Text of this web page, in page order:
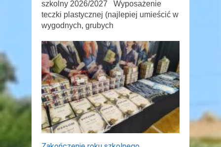
szkolny 2026/2027 Wyposażenie
teczki plastycznej (najlepiej umieścić w
wygodnych, grubych